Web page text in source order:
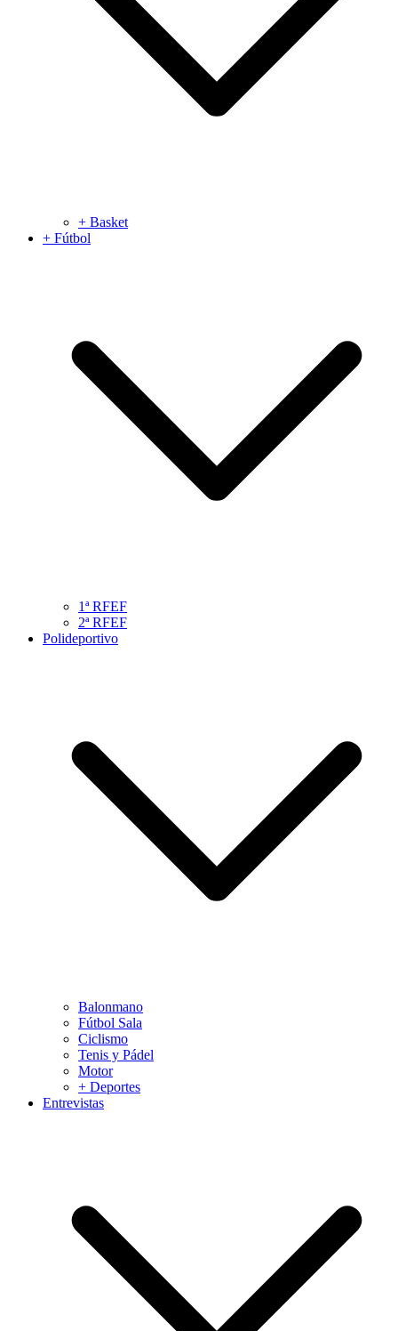
+ Basket
+ Fútbol
1ª RFEF
2ª RFEF
Polideportivo
Balonmano
Fútbol Sala
Ciclismo
Tenis y Pádel
Motor
+ Deportes
Entrevistas